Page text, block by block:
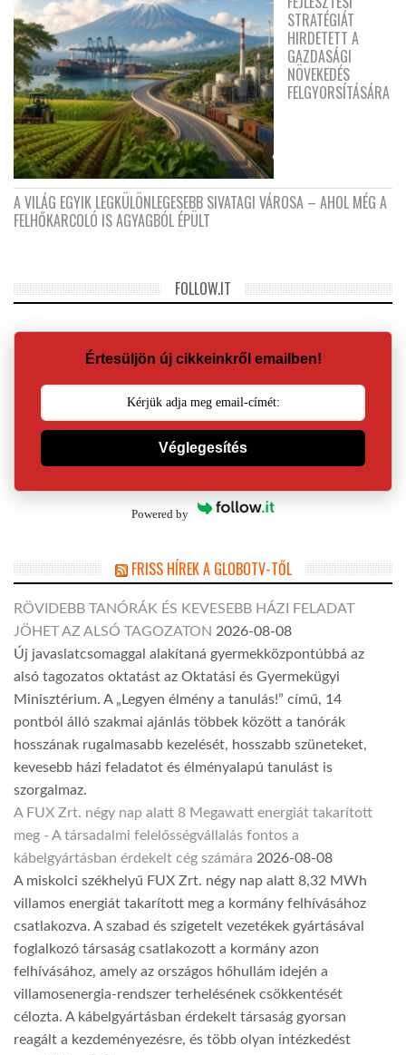
STRATÉGIÁT
HIRDETETT A
GAZDASÁGI
NÖVEKEDÉS
FELGYORSÍTÁSÁRA
A VILÁG EGYIK LEGKÜLÖNLEGESEBB SIVATAGI VÁROSA – AHOL MÉG A
FELHŐKARCOLÓ IS AGYAGBÓL ÉPÜLT
FOLLOW.IT
Értesüljön új cikkeinkről emailben!
Véglegesítés
Powered by
FRISS HÍREK A GLOBOTV-TŐL
RÖVIDEBB TANÓRÁK ÉS KEVESEBB HÁZI FELADAT
JÖHET AZ ALSÓ TAGOZATON 2026-08-08
Új javaslatcsomaggal alakítaná gyermekközpontúbbá az
alsó tagozatos oktatást az Oktatási és Gyermekügyi
Minisztérium. A „Legyen élmény a tanulás!” című, 14
pontból álló szakmai ajánlás többek között a tanórák
hosszának rugalmasabb kezelését, hosszabb szüneteket,
kevesebb házi feladatot és élményalapú tanulást is
szorgalmaz.
A FUX Zrt. négy nap alatt 8 Megawatt energiát takarított
meg - A társadalmi felelősségvállalás fontos a
kábelgyártásban érdekelt cég számára 2026-08-08
A miskolci székhelyű FUX Zrt. négy nap alatt 8,32 MWh
villamos energiát takarított meg a kormány felhívásához
csatlakozva. A szabad és szigetelt vezetékek gyártásával
foglalkozó társaság csatlakozott a kormány azon
felhívásához, amely az országos hőhullám idején a
villamosenergia-rendszer terhelésének csökkentését
célozta. A kábelgyártásban érdekelt társaság gyorsan
reagált a kezdeményezésre, és több olyan intézkedést